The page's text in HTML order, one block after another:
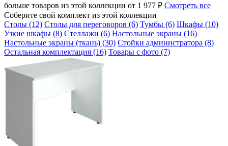
больше товаров из этой коллекции от 1 977 ₽ Смотреть все
Соберите свой комплект из этой коллекции
Столы (12) Столы для переговоров (6) Тумбы (6) Шкафы (10)
Узкие шкафы (8) Стеллажи (6) Настольные экраны (16)
Настольные экраны (ткань) (30) Стойки администратора (8)
Остальная комплектация (16) Товары с фото (7)